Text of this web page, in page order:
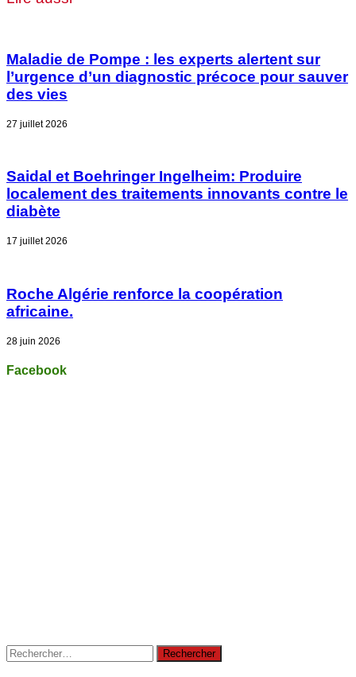
Maladie de Pompe : les experts alertent sur
l’urgence d’un diagnostic précoce pour sauver
des vies
27 juillet 2026
Saidal et Boehringer Ingelheim: Produire
localement des traitements innovants contre le
diabète
17 juillet 2026
Roche Algérie renforce la coopération
africaine.
28 juin 2026
Facebook
Rechercher :